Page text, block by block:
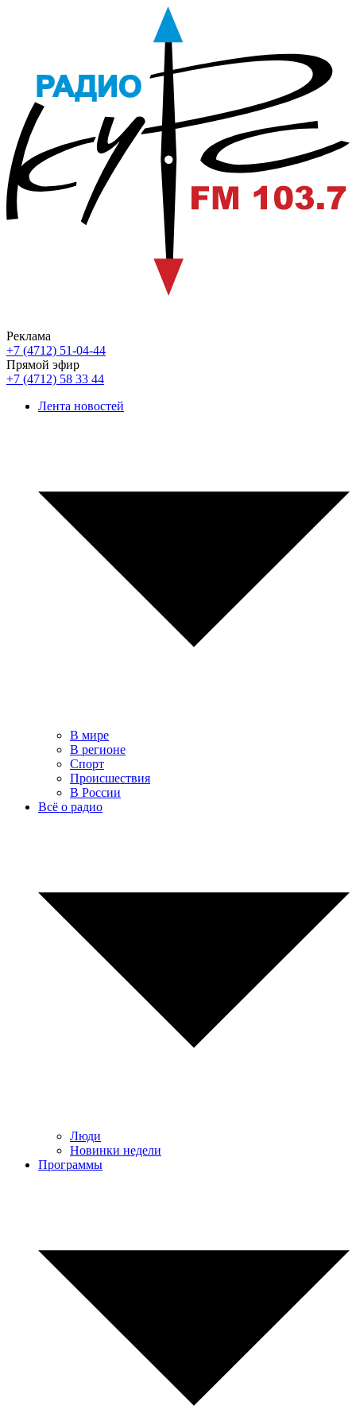
Реклама
+7 (4712) 51-04-44
Прямой эфир
+7 (4712) 58 33 44
Лента новостей
В мире
В регионе
Спорт
Происшествия
В России
Всё о радио
Люди
Новинки недели
Программы